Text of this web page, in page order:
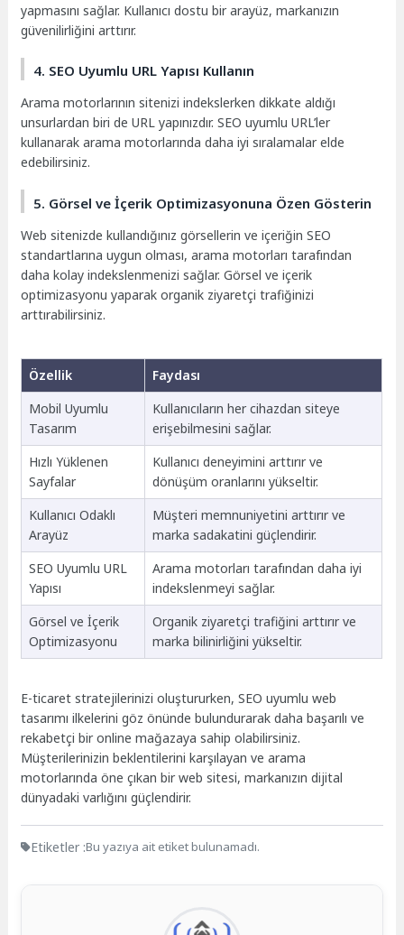
yapmasını sağlar. Kullanıcı dostu bir arayüz, markanızın
güvenilirliğini arttırır.
4. SEO Uyumlu URL Yapısı Kullanın
Arama motorlarının sitenizi indekslerken dikkate aldığı
unsurlardan biri de URL yapınızdır. SEO uyumlu URL’ler
kullanarak arama motorlarında daha iyi sıralamalar elde
edebilirsiniz.
5. Görsel ve İçerik Optimizasyonuna Özen Gösterin
Web sitenizde kullandığınız görsellerin ve içeriğin SEO
standartlarına uygun olması, arama motorları tarafından
daha kolay indekslenmenizi sağlar. Görsel ve içerik
optimizasyonu yaparak organik ziyaretçi trafiğinizi
arttırabilirsiniz.
Özellik
Faydası
Mobil Uyumlu
Tasarım
Kullanıcıların her cihazdan siteye
erişebilmesini sağlar.
Hızlı Yüklenen
Sayfalar
Kullanıcı deneyimini arttırır ve
dönüşüm oranlarını yükseltir.
Kullanıcı Odaklı
Arayüz
Müşteri memnuniyetini arttırır ve
marka sadakatini güçlendirir.
SEO Uyumlu URL
Yapısı
Arama motorları tarafından daha iyi
indekslenmeyi sağlar.
Görsel ve İçerik
Optimizasyonu
Organik ziyaretçi trafiğini arttırır ve
marka bilinirliğini yükseltir.
E-ticaret stratejilerinizi oluştururken, SEO uyumlu web
tasarımı ilkelerini göz önünde bulundurarak daha başarılı ve
rekabetçi bir online mağazaya sahip olabilirsiniz.
Müşterilerinizin beklentilerini karşılayan ve arama
motorlarında öne çıkan bir web sitesi, markanızın dijital
dünyadaki varlığını güçlendirir.
Etiketler :Bu yazıya ait etiket bulunamadı.